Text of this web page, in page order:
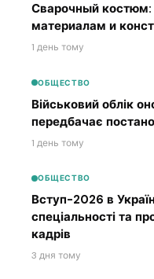
Сварочный костюм:
материалам и
1 день тому
ОБЩЕСТВО
Військовий облік
передбачає
1 день тому
ОБЩЕСТВО
Вступ-2026 в
спеціальності та
кадрів
3 дня тому